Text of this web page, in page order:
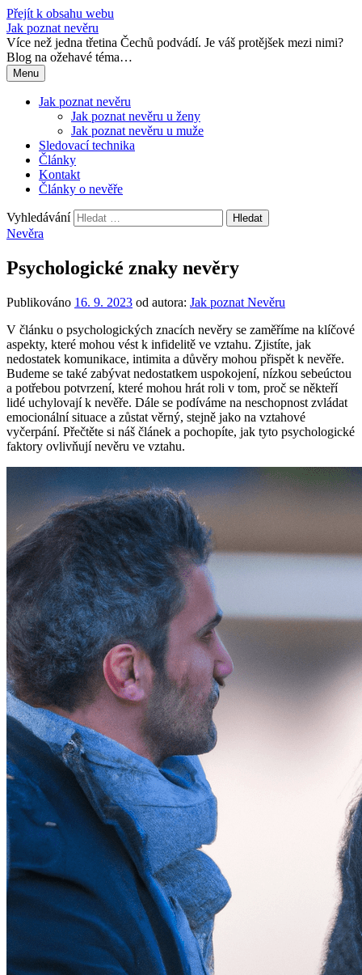
Přejít k obsahu webu
Jak poznat nevěru
Více než jedna třetina Čechů podvádí. Je váš protějšek mezi nimi?
Blog na ožehavé téma…
Menu
Jak poznat nevěru
Jak poznat nevěru u ženy
Jak poznat nevěru u muže
Sledovací technika
Články
Kontakt
Články o nevěře
Vyhledávání
Nevěra
Psychologické znaky nevěry
Publikováno 16. 9. 2023 od autora: Jak poznat Nevěru
V článku o psychologických znacích nevěry se zaměříme na klíčové
aspekty, které mohou vést k infidelitě ve vztahu. Zjistíte, jak
nedostatek komunikace, intimita a důvěry mohou přispět k nevěře.
Budeme se také zabývat nedostatkem uspokojení, nízkou sebeúctou
a potřebou potvrzení, které mohou hrát roli v tom, proč se někteří
lidé uchylovají k nevěře. Dále se podíváme na neschopnost zvládat
emocionální situace a zůstat věrný, stejně jako na vztahové
vyčerpání. Přečtěte si náš článek a pochopíte, jak tyto psychologické
faktory ovlivňují nevěru ve vztahu.